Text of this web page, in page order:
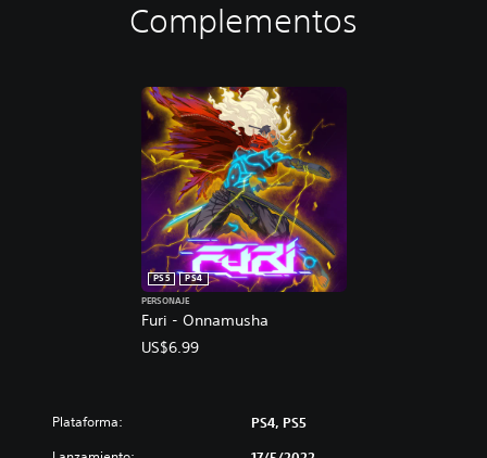
Complementos
Furi - Onnamusha
PS5
PS4
PERSONAJE
US$6.99
Plataforma: PS4, PS5